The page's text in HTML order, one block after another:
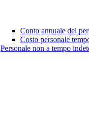
Conto annuale del
Costo personale
Personale non a tempo